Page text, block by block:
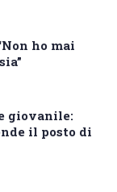
ho mai
giovanile:
il posto di